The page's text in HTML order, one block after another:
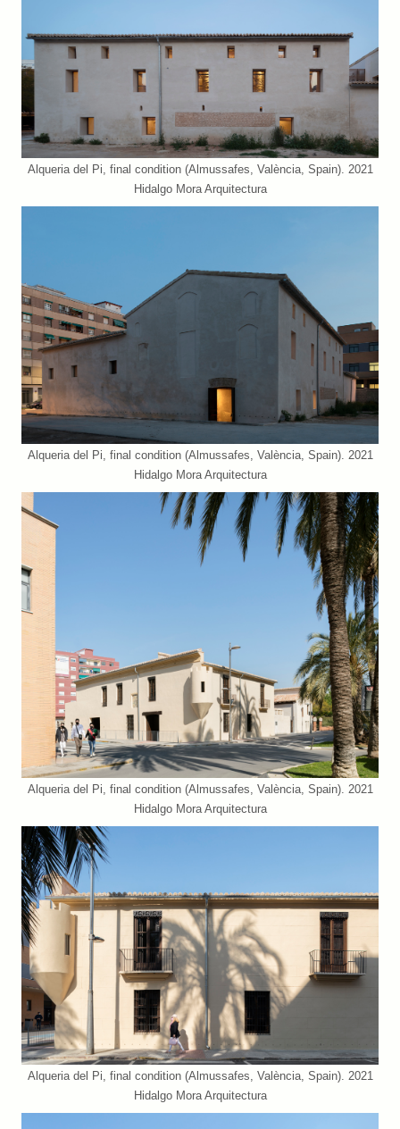
Alqueria del Pi, final condition (Almussafes, València, Spain). 2021
Hidalgo Mora Arquitectura
Alqueria del Pi, final condition (Almussafes, València, Spain). 2021
Hidalgo Mora Arquitectura
Alqueria del Pi, final condition (Almussafes, València, Spain). 2021
Hidalgo Mora Arquitectura
Alqueria del Pi, final condition (Almussafes, València, Spain). 2021
Hidalgo Mora Arquitectura